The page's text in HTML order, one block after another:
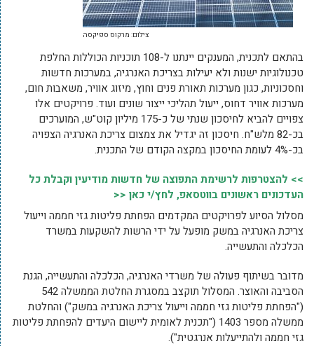
צילום: מרקוס ספיקסה
בהתאם לתכנית, המענקים יינתנו ל-108 תוכניות הכוללות החלפת
טכנולוגיות ישנות ולא יעילות בצריכת האנרגיה, במערכות חדשות
וחסכוניות, כגון מערכות תאורת פנים וחוץ, מיזוג אוויר, משאבות חום,
מערכות אוויר דחוס, ייעול תהליכי ייצור שונים ועוד. פרויקטים אלו
צפויים להביא לחיסכון שנתי של כ-175 מיליון קוט"ש, המוערכים
בכ-82 מלש"ח. חיסכון זה יגדיל את צמצום צריכת האנרגיה הצפויה
בכ-4% לעומת החיסכון במקצה הקודם של התכנית.
>> להצטרפות לרשימת התפוצה של חדשות מודיעין וקבלת כל
העדכונים ראשונים בווטסאפ, לחץ/י כאן <<
מסלול הסיוע לפרויקטים המקדמים הפחתת פליטות גזי חממה וייעול
צריכת האנרגיה במשק מופעל על ידי הרשות להשקעות במשרד
הכלכלה והתעשייה.
מדובר בשיתוף פעולה של משרדי האנרגיה, הכלכלה והתעשייה, הגנת
הסביבה והאוצר. המסלול תוקצב במסגרת החלטת הממשלה 542
("הפחתת פליטות גזי חממה וייעול צריכת האנרגיה במשק") והחלטת
ממשלה מספר 1403 ("תכנית לאומית ליישום היעדים להפחתת פליטות
גזי חממה ולהתייעלות אנרגטית").